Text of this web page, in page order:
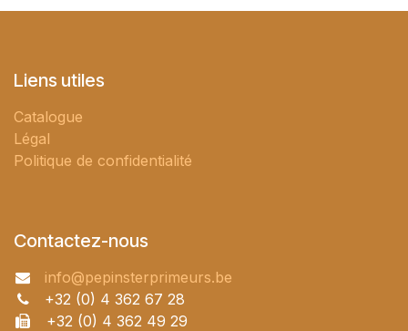
Liens utiles
Catalogue
Légal
Politique de confidentialité
Contactez-nous
info@pepinsterprimeurs.be
+32 (0) 4 362 67 28
+32 (0) 4 362 49 29